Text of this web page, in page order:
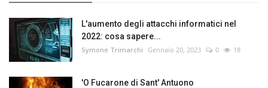
L'aumento degli attacchi informatici nel
2022: cosa sapere...
Symone Trimarchi Gennaio 20, 2023 0 18
'O Fucarone di Sant' Antuono